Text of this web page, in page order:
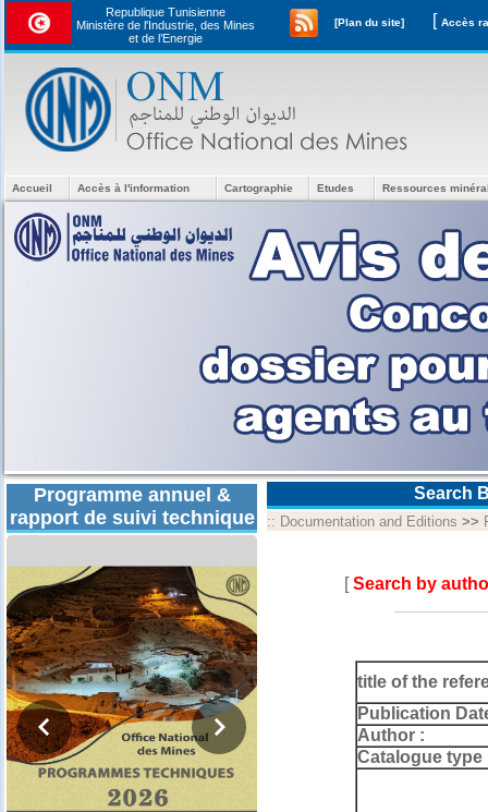
Republique Tunisienne
Ministère de l'Industrie, des Mines
et de l’Energie
[Plan du site] [
Accueil Accès à l'information Cartographie Etudes Ressources
Programme annuel &
rapport de suivi technique
Search
:: Documentation and Editions >>
[Search by
title of the
Publication
Author :
Catalogue type